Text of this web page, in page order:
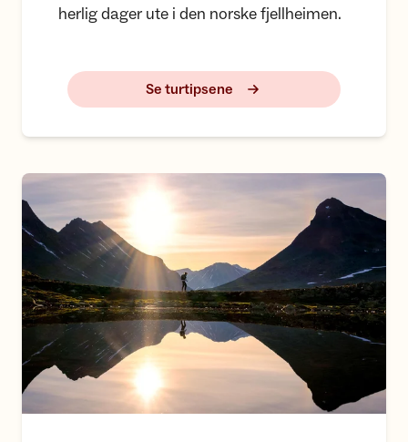
herlig dager ute i den norske fjellheimen.
Se turtipsene
Høstlige toppturer